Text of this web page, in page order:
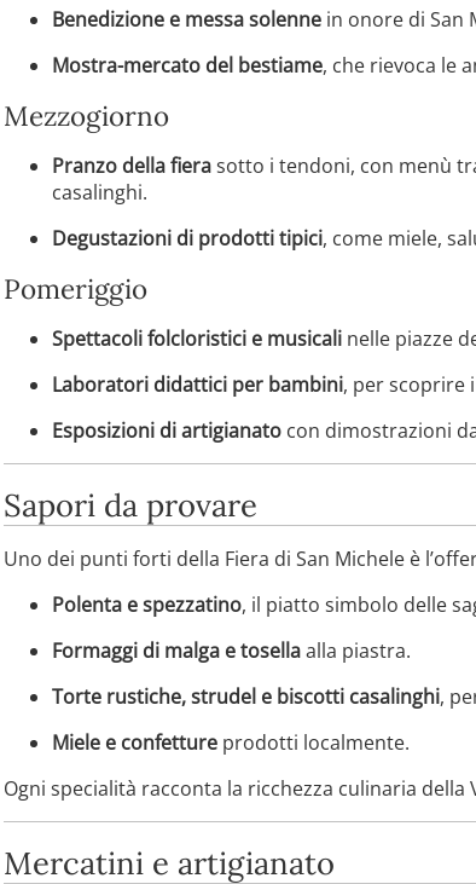
Benedizione e messa solenne in onore di San
Mostra-mercato del bestiame, che rievoca le
Mezzogiorno
Pranzo della fierasotto i tendoni, con menù
casalinghi.
Degustazioni di prodotti tipici, come miele,
Pomeriggio
Spettacoli folcloristici e musicali nelle piazze
Laboratori didattici per bambini, per scoprire
Esposizioni di artigianato con dimostrazioni
Sapori da provare
Uno dei punti forti della Fiera di San Michele è
Polenta e spezzatino, il piatto simbolo delle
Formaggi di malga e tosellaalla piastra.
Torte rustiche, strudel e biscotti casalinghi,
Miele e confetture prodotti localmente.
Ogni specialità racconta la ricchezza culinaria
Mercatini e artigianato